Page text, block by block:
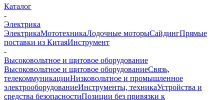
Каталог
-
Электрика
ЭлектрикаМототехникаЛодочные моторыСайдингПрямые
поставки из КитаяИнструмент
-
Высоковольтное и щитовое оборудование
Высоковольтное и щитовое оборудованиеСвязь,
телекоммуникацииНизковольтное и промышленное
электрооборудованиеИнструменты, техникаУстройства и
средства безопасностиПозиции без привязки к